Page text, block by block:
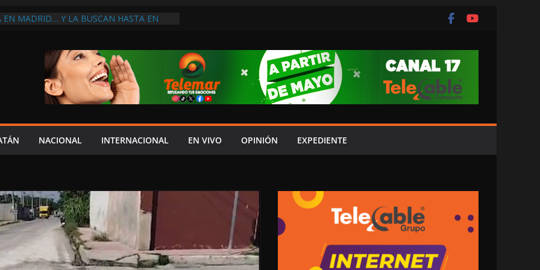
EN MADRID… Y LA BUSCAN HASTA EN
EN UNA DE LAS CADENAS DE ARTÍCULOS
DE EUROPA: MARCEL CARRILLO
SU PEOR MOMENTO: PAN; LA ECONOMÍA
CRECE LA INSEGURIDAD, NO HAY
CRÍTICOS SON CENSURADOS
EL TIEMPO”; INFRAESTRUCTURA
Y URGE MODERNIZARLA:
NACIONAL INTERNACIONAL EN VIVO OPINIÓN EXPEDIENTE